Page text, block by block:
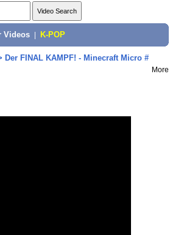
Videos K-POP
Der FINAL KAMPF! - Minecraft Micro #
More